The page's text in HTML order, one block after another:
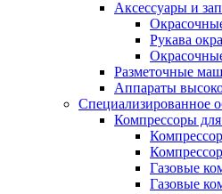
Аксессуары и
Рукава
Разметочные
Аппараты
Специализированное
Компрессоры
Газовые
Газовые